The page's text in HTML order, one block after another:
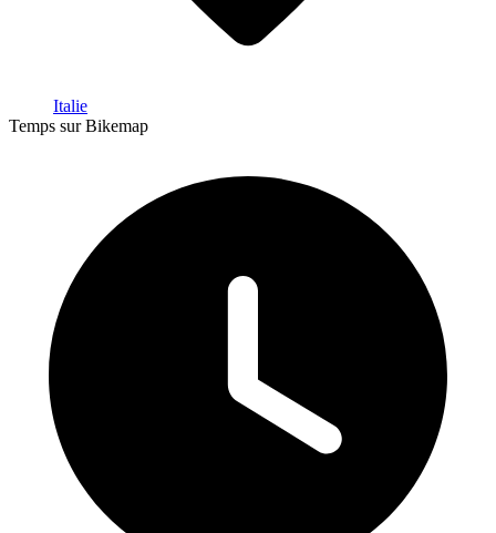
Italie
Temps sur Bikemap